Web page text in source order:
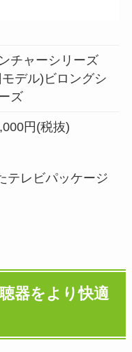
チャーシリーズ
モデル)ビロングシ
ズ
円(税抜)
テレビパッケージ
器をより快適